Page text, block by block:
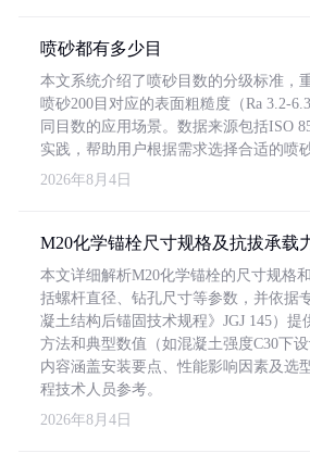
喷砂都有多少目
本文系统介绍了喷砂目数的分级标准，
喷砂200目对应的表面粗糙度（Ra 3.2-
同目数的应用场景。数据来源包括ISO
实践，帮助用户根据需求选择合适的喷
2026年8月4日
M20化学锚栓尺寸规格及抗拔承载
本文详细解析M20化学锚栓的尺寸规格
括螺杆直径、钻孔尺寸等参数，并依据
凝土结构后锚固技术规程》JGJ 145）提
方法和典型数值（如混凝土强度C30下设
内容涵盖安装要点、性能影响因素及选
程技术人员参考。
2026年8月4日